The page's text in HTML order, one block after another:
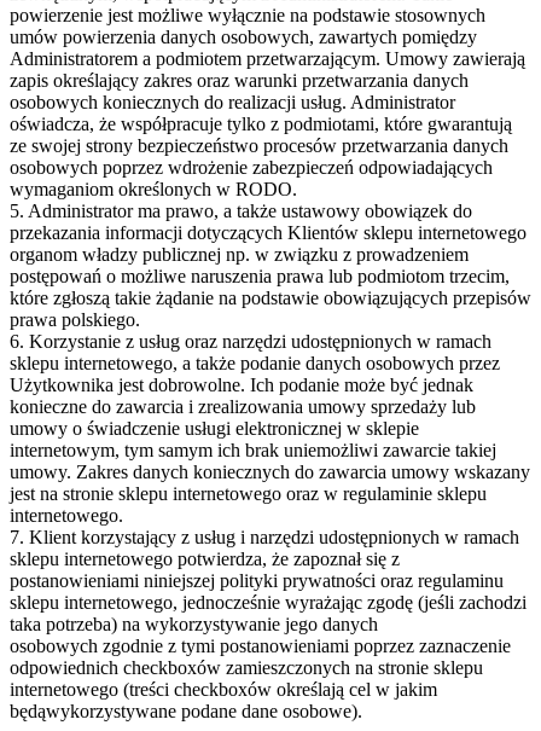
powierzenie jest możliwe wyłącznie na podstawie stosownych
umów powierzenia danych osobowych, zawartych pomiędzy
Administratorem a podmiotem przetwarzającym. Umowy zawierają
zapis określający zakres oraz warunki przetwarzania danych
osobowych koniecznych do realizacji usług. Administrator
oświadcza, że współpracuje tylko z podmiotami, które gwarantują
ze swojej strony bezpieczeństwo procesów przetwarzania danych
osobowych poprzez wdrożenie zabezpieczeń odpowiadających
wymaganiom określonych w RODO.
5. Administrator ma prawo, a także ustawowy obowiązek do
przekazania informacji dotyczących Klientów sklepu internetowego
organom władzy publicznej np. w związku z prowadzeniem
postępowań o możliwe naruszenia prawa lub podmiotom trzecim,
które zgłoszą takie żądanie na podstawie obowiązujących przepisów
prawa polskiego.
6. Korzystanie z usług oraz narzędzi udostępnionych w ramach
sklepu internetowego, a także podanie danych osobowych przez
Użytkownika jest dobrowolne. Ich podanie może być jednak
konieczne do zawarcia i zrealizowania umowy sprzedaży lub
umowy o świadczenie usługi elektronicznej w sklepie
internetowym, tym samym ich brak uniemożliwi zawarcie takiej
umowy. Zakres danych koniecznych do zawarcia umowy wskazany
jest na stronie sklepu internetowego oraz w regulaminie sklepu
internetowego.
7. Klient korzystający z usług i narzędzi udostępnionych w ramach
sklepu internetowego potwierdza, że zapoznał się z
postanowieniami niniejszej polityki prywatności oraz regulaminu
sklepu internetowego, jednocześnie wyrażając zgodę (jeśli zachodzi
taka potrzeba) na wykorzystywanie jego danych
osobowych zgodnie z tymi postanowieniami poprzez zaznaczenie
odpowiednich checkboxów zamieszczonych na stronie sklepu
internetowego (treści checkboxów określają cel w jakim
będąwykorzystywane podane dane osobowe).